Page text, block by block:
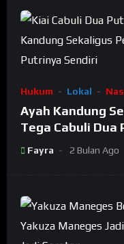
Hukum Lokal
Ayah Kandung
Tega Cabuli Dua
Fayra 2 Bulan Ago